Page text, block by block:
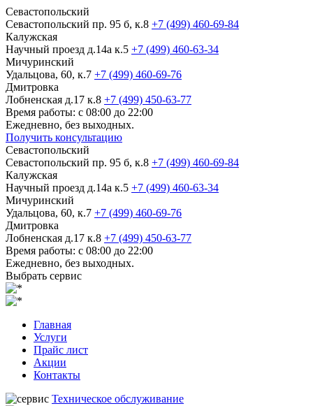
Севастопольский
Севастопольский пр. 95 б, к.8 +7 (499) 460-69-84
Калужская
Научный проезд д.14а к.5 +7 (499) 460-63-34
Мичуринский
Удальцова, 60, к.7 +7 (499) 460-69-76
Дмитровка
Лобненская д.17 к.8 +7 (499) 450-63-77
Время работы: с 08:00 до 22:00
Ежедневно, без выходных.
Получить консультацию
Севастопольский
Севастопольский пр. 95 б, к.8 +7 (499) 460-69-84
Калужская
Научный проезд д.14а к.5 +7 (499) 460-63-34
Мичуринский
Удальцова, 60, к.7 +7 (499) 460-69-76
Дмитровка
Лобненская д.17 к.8 +7 (499) 450-63-77
Время работы: с 08:00 до 22:00
Ежедневно, без выходных.
Выбрать сервис
Главная
Услуги
Прайс лист
Акции
Контакты
Техническое обслуживание